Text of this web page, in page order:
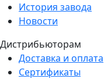
История завода
Новости
Дистрибьюторам
Доставка и оплата
Сертификаты